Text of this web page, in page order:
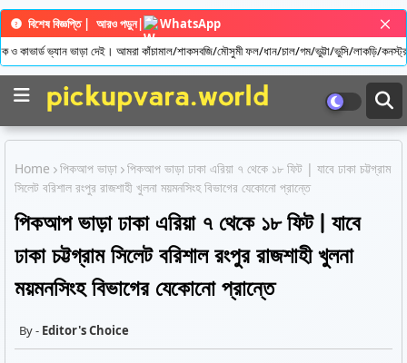
বিশেষ বিজ্ঞপ্তি | আরও পড়ুন|
WhatsApp
কাঁচামাল/শাকসবজি/মৌসুমী ফল/ধান/চাল/গম/ভুট্টা/ভুসি/লাকড়ি/কনস্ট্রাকশন সম্পর্কিত
Home পিকআপ ভাড়া পিকআপ ভাড়া ঢাকা এরিয়া ৭ থেকে ১৮ ফিট | যাবে ঢাকা চট্টগ্রাম
সিলেট বরিশাল রংপুর রাজশাহী খুলনা ময়মনসিংহ বিভাগের যেকোনো প্রান্তে
পিকআপ ভাড়া ঢাকা এরিয়া ৭ থেকে ১৮ ফিট | যাবে
ঢাকা চট্টগ্রাম সিলেট বরিশাল রংপুর রাজশাহী খুলনা
ময়মনসিংহ বিভাগের যেকোনো প্রান্তে
Editor's Choice